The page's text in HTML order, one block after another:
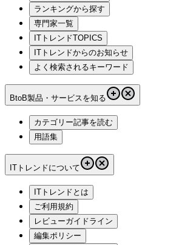
ランキングから探す
専門家一覧
ITトレンドTOPICS
ITトレンドからのお知らせ
よく検索されるキーワード
BtoB製品・サービスを知る
カテゴリー記事を読む
用語集
ITトレンドについて
ITトレンドとは
ご利用規約
レビューガイドライン
編集ポリシー